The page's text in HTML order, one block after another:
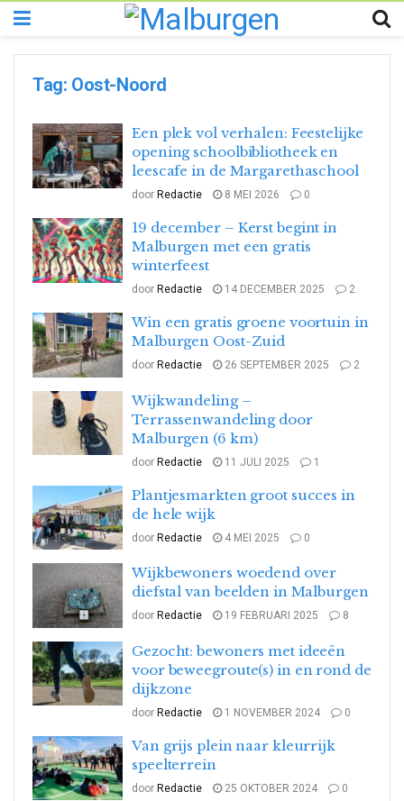
Tag: Oost-Noord
Een plek vol verhalen: Feestelijke
opening schoolbibliotheek en
leescafe in de Margarethaschool
door Redactie 8 MEI 2026 0
19 december – Kerst begint in
Malburgen met een gratis
winterfeest
door Redactie 14 DECEMBER 2025 2
Win een gratis groene voortuin in
Malburgen Oost-Zuid
door Redactie 26 SEPTEMBER 2025 2
Wijkwandeling –
Terrassenwandeling door
Malburgen (6 km)
door Redactie 11 JULI 2025 1
Plantjesmarkten groot succes in
de hele wijk
door Redactie 4 MEI 2025 0
Wijkbewoners woedend over
diefstal van beelden in Malburgen
door Redactie 19 FEBRUARI 2025 8
Gezocht: bewoners met ideeën
voor beweegroute(s) in en rond de
dijkzone
door Redactie 1 NOVEMBER 2024 0
Van grijs plein naar kleurrijk
speelterrein
door Redactie 25 OKTOBER 2024 0